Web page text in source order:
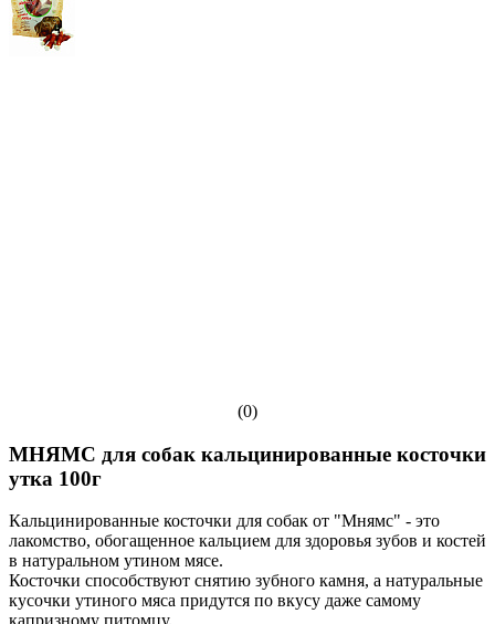
(0)
МНЯМС для собак кальцинированные косточки
утка 100г
Кальцинированные косточки для собак от "Мнямс" - это
лакомство, обогащенное кальцием для здоровья зубов и костей
в натуральном утином мясе.
Косточки способствуют снятию зубного камня, а натуральные
кусочки утиного мяса придутся по вкусу даже самому